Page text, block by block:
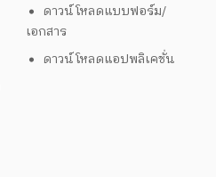
ดาวน์โหลดแบบฟอร์ม/
เอกสาร
ดาวน์โหลดแอปพลิเคชั่น